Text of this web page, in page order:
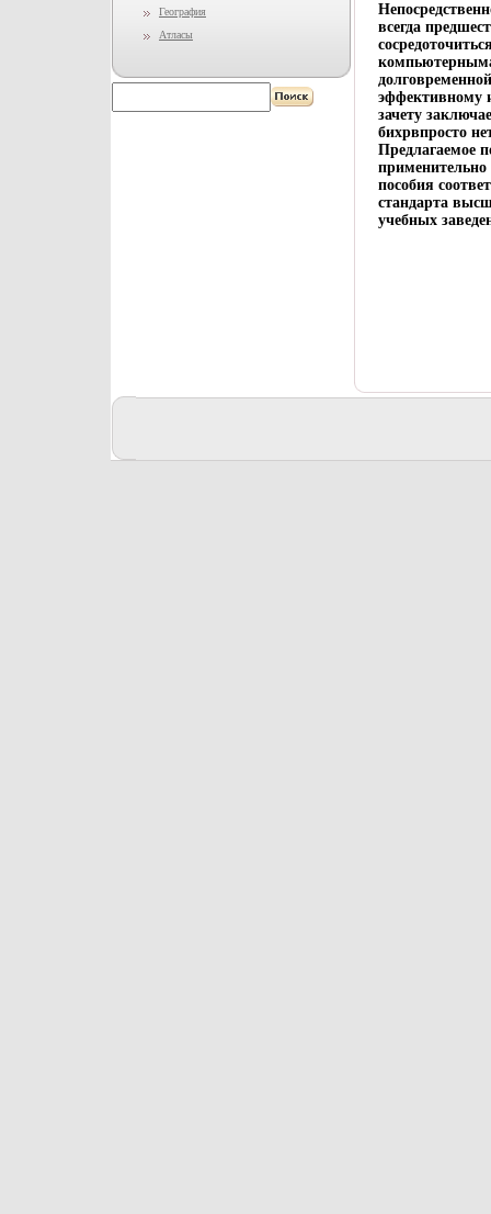
География
Атласы
всегда
эффективному
зачету
бихрвпросто
Предлагаемое
применительно
пособия
стандарта
учебных